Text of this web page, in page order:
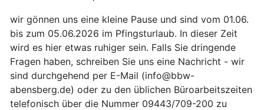
wir gönnen uns eine kleine Pause und sind vom 01.06.
bis zum 05.06.2026 im Pfingsturlaub. In dieser Zeit
wird es hier etwas ruhiger sein. Falls Sie dringende
Fragen haben, schreiben Sie uns eine Nachricht - wir
sind durchgehend per E-Mail (info@bbw-
abensberg.de) oder zu den üblichen Büroarbeitszeiten
telefonisch über die Nummer 09443/709-200 zu